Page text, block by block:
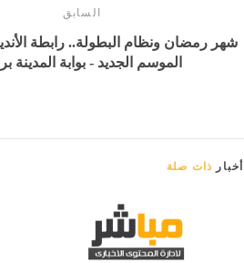
السابق
شهر رمضان ونظام البطولة.. رابطة
الموسم الجديد - بوابة المدينة
أخبار ذات صلة